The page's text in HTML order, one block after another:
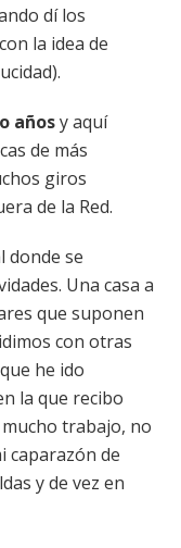
dí los
la idea de
añosy aquí
de más
giros
de la Red.
donde se
Una casa a
que suponen
con otras
he ido
la que recibo
trabajo, no
caparazón de
y de vez en